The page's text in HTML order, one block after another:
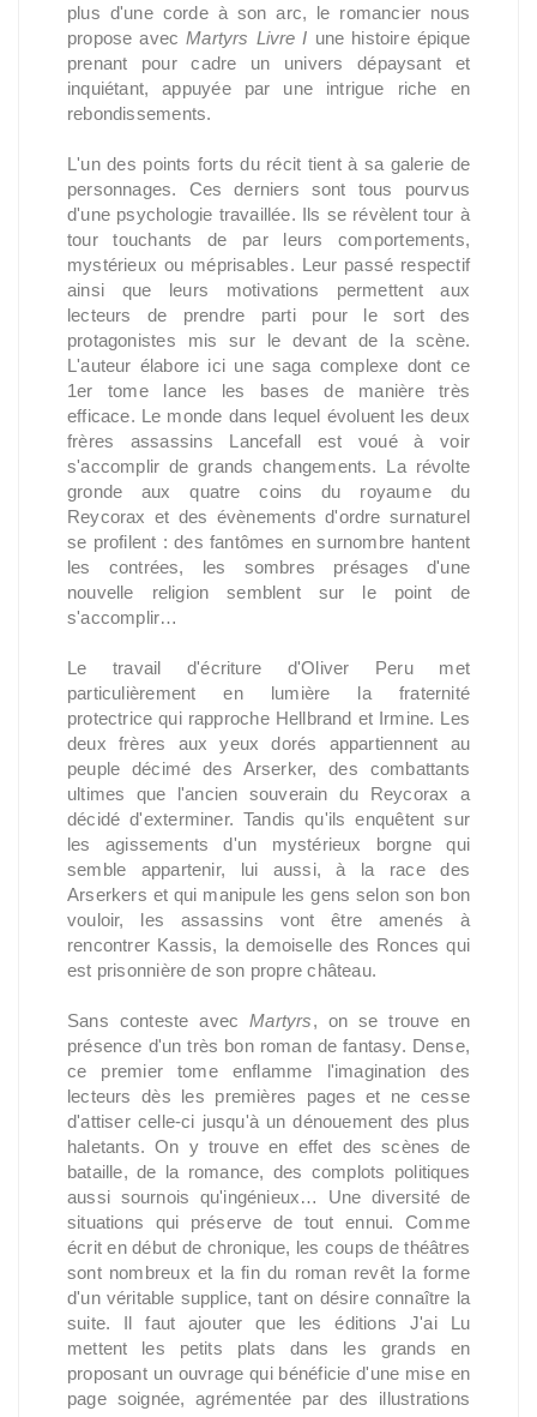
plus d'une corde à son arc, le romancier nous
propose avecMartyrs Livre I une histoire épique
prenant pour cadre un univers dépaysant et
inquiétant, appuyée par une intrigue riche en
rebondissements.
L'un des points forts du récit tient à sa galerie de
personnages. Ces derniers sont tous pourvus
d'une psychologie travaillée. Ils se révèlent tour à
tour touchants de par leurs comportements,
mystérieux ou méprisables. Leur passé respectif
ainsi que leurs motivations permettent aux
lecteurs de prendre parti pour le sort des
protagonistes mis sur le devant de la scène.
L'auteur élabore ici une saga complexe dont ce
1er tome lance les bases de manière très
efficace. Le monde dans lequel évoluent les deux
frères assassins Lancefall est voué à voir
s'accomplir de grands changements. La révolte
gronde aux quatre coins du royaume du
Reycorax et des évènements d'ordre surnaturel
se profilent : des fantômes en surnombre hantent
les contrées, les sombres présages d'une
nouvelle religion semblent sur le point de
s'accomplir…
Le travail d'écriture d'Oliver Peru met
particulièrement en lumière la fraternité
protectrice qui rapproche Hellbrand et Irmine. Les
deux frères aux yeux dorés appartiennent au
peuple décimé des Arserker, des combattants
ultimes que l'ancien souverain du Reycorax a
décidé d'exterminer. Tandis qu'ils enquêtent sur
les agissements d'un mystérieux borgne qui
semble appartenir, lui aussi, à la race des
Arserkers et qui manipule les gens selon son bon
vouloir, les assassins vont être amenés à
rencontrer Kassis, la demoiselle des Ronces qui
est prisonnière de son propre château.
Sans conteste avecMartyrs, on se trouve en
présence d'un très bon roman de fantasy. Dense,
ce premier tome enflamme l'imagination des
lecteurs dès les premières pages et ne cesse
d'attiser celle-ci jusqu'à un dénouement des plus
haletants. On y trouve en effet des scènes de
bataille, de la romance, des complots politiques
aussi sournois qu'ingénieux… Une diversité de
situations qui préserve de tout ennui. Comme
écrit en début de chronique, les coups de théâtres
sont nombreux et la fin du roman revêt la forme
d'un véritable supplice, tant on désire connaître la
suite. Il faut ajouter que les éditions J'ai Lu
mettent les petits plats dans les grands en
proposant un ouvrage qui bénéficie d'une mise en
page soignée, agrémentée par des illustrations